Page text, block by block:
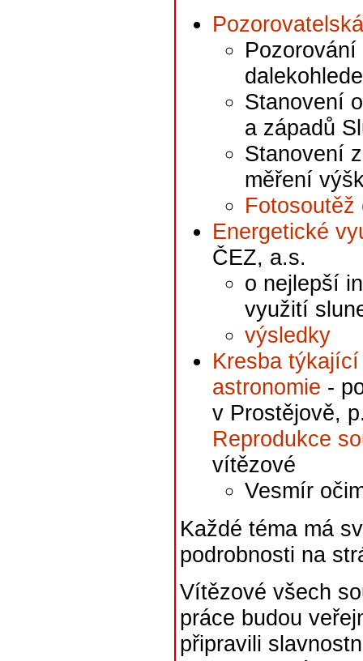
Stanovení
a západů
Stanovení
měření
Energetické
ČEZ, a.s.
o nejlepší
využití
výsledky
Kresba
astronomie -
v Prostějově,
Reprodukce
vítězové
Vesmír
Každé téma má
podrobnosti na
Vítězové všech
práce budou
připravili